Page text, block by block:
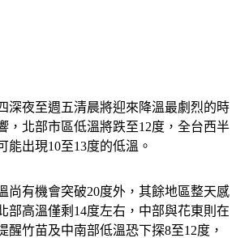
深夜至週五清晨將迎來降溫最劇烈的時
，北部市區低溫將跌至12度，全台西半
能出現10至13度的低溫。
尚有機會突破20度外，其餘地區整天感
部高溫僅剩14度左右，中部與花東則在
醒竹苗及中南部低溫恐下探8至12度，